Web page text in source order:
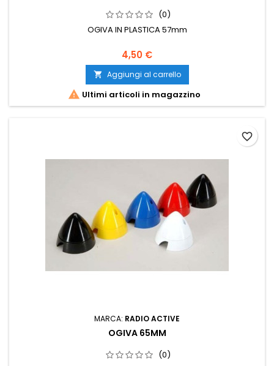
(0)
OGIVA IN PLASTICA 57mm
4,50 €
 Aggiungi al carrello
 Ultimi articoli in magazzino
MARCA: RADIO ACTIVE
OGIVA 65MM
(0)
favorite_border